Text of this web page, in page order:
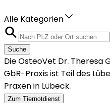
Alle Kategorien
Suche
Die OsteoVet Dr. Theresa
GbR-Praxis ist Teil des
Praxen in Lübeck.
Zum Tiernotdienst